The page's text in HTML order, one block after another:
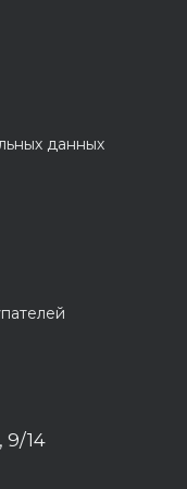
данных
9/14